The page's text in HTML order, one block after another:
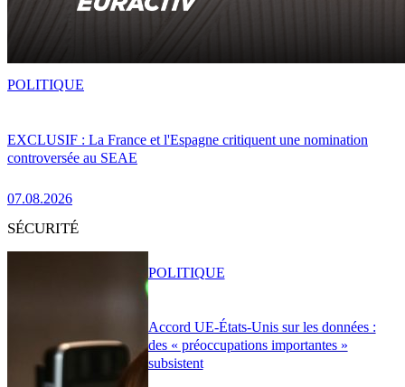
EXCLUSIF : La France et l'Espagne critiquent une nomination
controversée au SEAE
07.08.2026
POLITIQUE
SÉCURITÉ
Accord UE-États-Unis sur les données :
des « préoccupations importantes »
subsistent
POLITIQUE